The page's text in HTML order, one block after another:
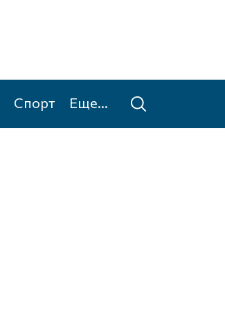
Спорт Еще...